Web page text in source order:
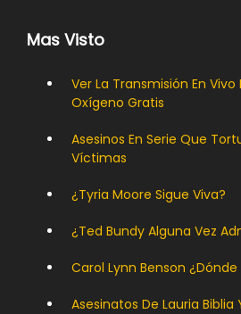
Mas Visto
Ver La Transmisión En Vivo
Oxígeno Gratis
Asesinos En Serie Que
Víctimas
¿Tyria Moore Sigue Viva?
¿Ted Bundy Alguna Vez
Carol Lynn Benson ¿Dónde
Asesinatos De Lauria Biblia